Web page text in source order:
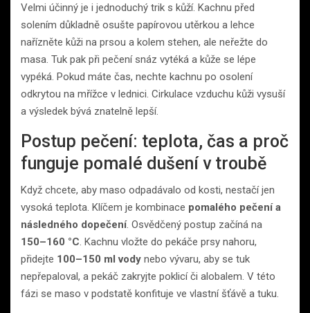
Velmi účinný je i jednoduchý trik s kůží. Kachnu před
solením důkladně osušte papírovou utěrkou a lehce
nařízněte kůži na prsou a kolem stehen, ale neřežte do
masa. Tuk pak při pečení snáz vytéká a kůže se lépe
vypéká. Pokud máte čas, nechte kachnu po osolení
odkrytou na mřížce v lednici. Cirkulace vzduchu kůži vysuší
a výsledek bývá znatelně lepší.
Postup pečení: teplota, čas a proč
funguje pomalé dušení v troubě
Když chcete, aby maso odpadávalo od kosti, nestačí jen
vysoká teplota. Klíčem je kombinace pomalého pečení a
následného dopečení. Osvědčený postup začíná na
150–160 °C. Kachnu vložte do pekáče prsy nahoru,
přidejte 100–150 ml vody nebo vývaru, aby se tuk
nepřepaloval, a pekáč zakryjte poklicí či alobalem. V této
fázi se maso v podstatě konfituje ve vlastní šťávě a tuku.